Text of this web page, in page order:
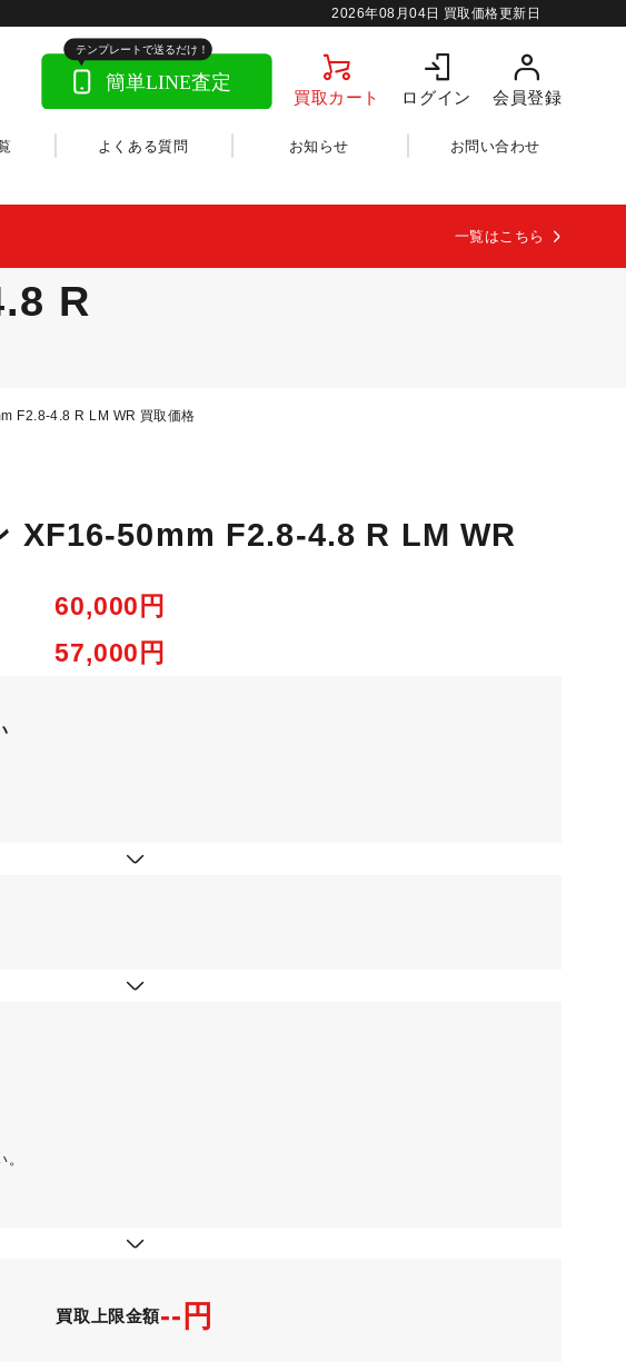
2026年08月04日 買取価格更新日
買取カート ログイン 会員登録
よくある質問 お知らせ お問い合わせ
一覧はこちら
R
F2.8-4.8 R LM WR 買取価格
XF16-50mm F2.8-4.8 R LM WR
60,000円
57,000円
買取上限金額--円